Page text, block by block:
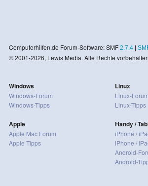
Computerhilfen.de Forum-Software: SMF 2.7.4|
© 2001-2026, Lewis Media. Alle Rechte vorbehalten
Windows
Windows-Forum
Windows-Tipps
Apple
Apple Mac Forum
Apple Tipps
Linux
Linux-Forum
Linux-Tipps
Handy /
iPhone /
iPhone /
Android-
Android-